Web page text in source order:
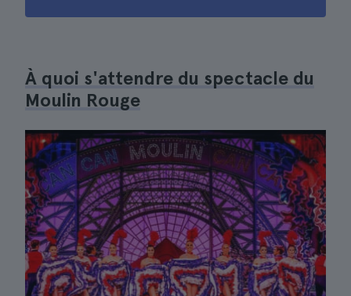
À quoi s'attendre du spectacle du
Moulin Rouge